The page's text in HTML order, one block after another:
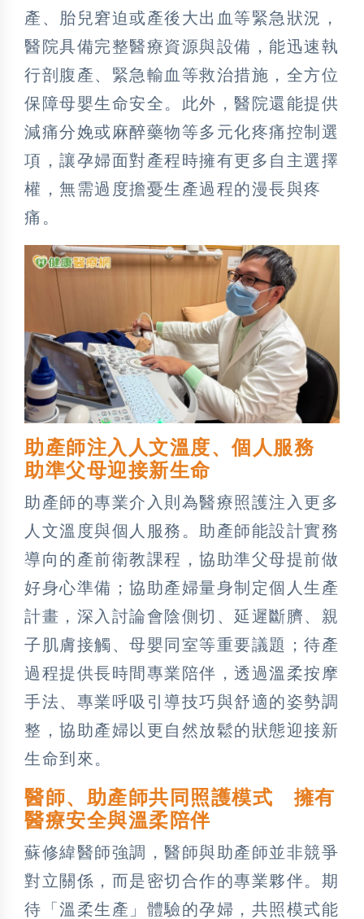
產、胎兒窘迫或產後大出血等緊急狀況，
醫院具備完整醫療資源與設備，能迅速執
行剖腹產、緊急輸血等救治措施，全方位
保障母嬰生命安全。此外，醫院還能提供
減痛分娩或麻醉藥物等多元化疼痛控制選
項，讓孕婦面對產程時擁有更多自主選擇
權，無需過度擔憂生產過程的漫長與疼
痛。
助產師注入人文溫度、個人服務
助準父母迎接新生命
助產師的專業介入則為醫療照護注入更多
人文溫度與個人服務。助產師能設計實務
導向的產前衛教課程，協助準父母提前做
好身心準備；協助產婦量身制定個人生產
計畫，深入討論會陰側切、延遲斷臍、親
子肌膚接觸、母嬰同室等重要議題；待產
過程提供長時間專業陪伴，透過溫柔按摩
手法、專業呼吸引導技巧與舒適的姿勢調
整，協助產婦以更自然放鬆的狀態迎接新
生命到來。
醫師、助產師共同照護模式 擁有
醫療安全與溫柔陪伴
蘇修緯醫師強調，醫師與助產師並非競爭
對立關係，而是密切合作的專業夥伴。期
待「溫柔生產」體驗的孕婦，共照模式能